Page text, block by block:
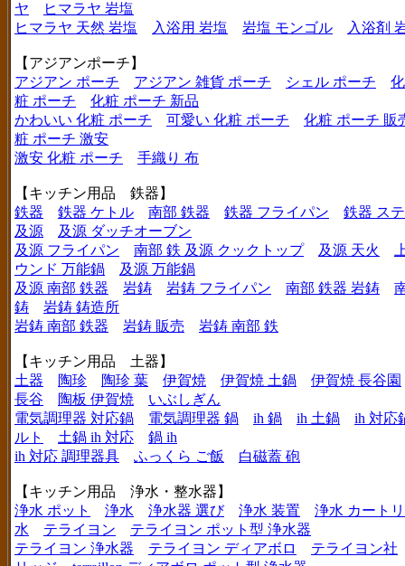
ヤ
ヒマラヤ 岩塩
ヒマラヤ 天然 岩塩
入浴用 岩塩 岩塩 モンゴル 入浴剤
【アジアンポーチ】
アジアン ポーチ
アジアン 雑貨 ポーチ シェル ポーチ
粧 ポーチ
化粧 ポーチ 新品
かわいい 化粧 ポーチ
可愛い 化粧 ポーチ
化粧 ポーチ 販
粧 ポーチ 激安
激安 化粧 ポーチ
手織り 布
【キッチン用品 鉄器】
鉄器
鉄器 ケトル 南部 鉄器 鉄器 フライパン
鉄器 ス
及源
及源 ダッチオーブン
及源 フライパン
南部 鉄 及源 クックトップ 及源 天火
ウンド 万能鍋
及源 万能鍋
及源 南部 鉄器
岩鋳 岩鋳 フライパン 南部 鉄器 岩鋳
鋳
岩鋳 鋳造所
岩鋳 南部 鉄器
岩鋳 販売 岩鋳 南部 鉄
【キッチン用品 土器】
土器
陶珍 陶珍 葉 伊賀焼 伊賀焼 土鍋
伊賀焼 長谷園
長谷
陶板 伊賀焼
いぶしぎん
電気調理器 対応鍋
電気調理器 鍋 ih 鍋 ih 土鍋
ih 対応
ルト
土鍋 ih 対応
鍋 ih
ih 対応 調理器具
ふっくら ご飯 白磁蓋 砲
【キッチン用品 浄水・整水器】
浄水 ポット
浄水 浄水器 選び 浄水 装置
浄水 カート
水
テライヨン
テライヨン ポット型 浄水器
テライヨン 浄水器
テライヨン ディアボロ
テライヨン社